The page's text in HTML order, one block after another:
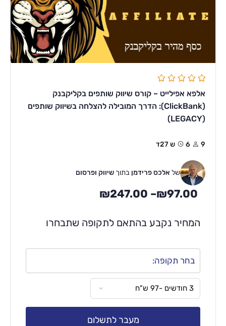
אלפא אפילייט – קורס שיווק שותפים בקליקבנק
(ClickBank): הדרך המובילה להצלחה בשיווק שותפים
(LEGACY)
9 6ש 27ד
של אלכס פרידמן בתוך שיווק ופרסום
₪97.00
–
₪247.00
המחיר נקבע בהתאם לתקופה שתבחרו
בחר תקופה:
מעבר לתשלום